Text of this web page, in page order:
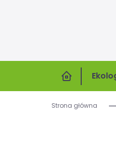
Strona główna